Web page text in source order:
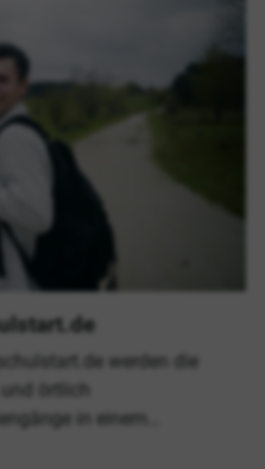
werden die
örtlich
in einem…